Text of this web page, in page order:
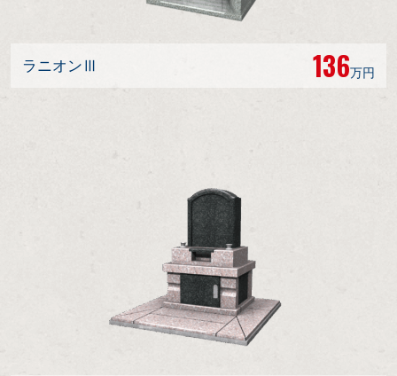
ラニオンⅢ 136万円